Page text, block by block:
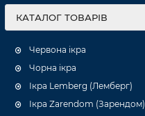
КАТАЛОГ ТОВАРІВ
Червона ікра
Чорна ікра
Ікра Lemberg (Лемберг)
Ікра Zarendom (Зарендом)